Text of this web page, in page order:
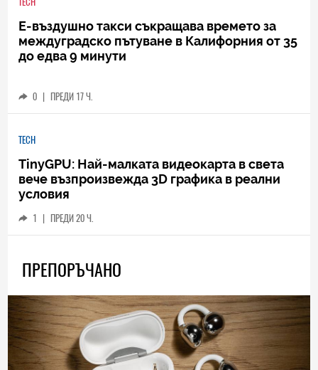
Е-въздушно такси съкращава времето за
междуградско пътуване в Калифорния от 35
до едва 9 минути
0 | ПРЕДИ 17 Ч.
TECH
TinyGPU: Най-малката видеокарта в света
вече възпроизвежда 3D графика в реални
условия
1 | ПРЕДИ 20 Ч.
ПРЕПОРЪЧАНО